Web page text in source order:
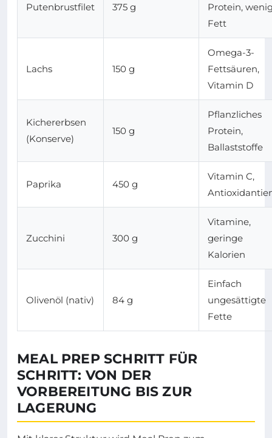
Putenbrustfilet 375 g
Protein,
Fett
Lachs 150 g
Omega-3-
Fettsäuren,
Vitamin D
Kichererbsen
(Konserve)
150 g
Pflanzliches
Protein,
Ballaststoffe
Paprika 450 g
Vitamin C,
Zucchini 300 g
Vitamine,
geringe
Kalorien
Olivenöl (nativ) 84 g
Einfach
ungesättigte
Fette
MEAL PREP SCHRITT FÜR
SCHRITT: VON DER
VORBEREITUNG BIS ZUR
LAGERUNG